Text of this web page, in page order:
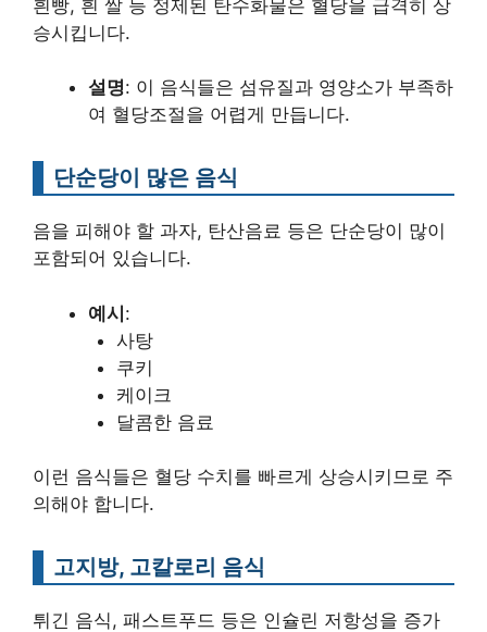
흰빵, 흰 쌀 등 정제된 탄수화물은 혈당을 급격히 상
승시킵니다.
설명: 이 음식들은 섬유질과 영양소가 부족하
여 혈당조절을 어렵게 만듭니다.
단순당이 많은 음식
음을 피해야 할 과자, 탄산음료 등은 단순당이 많이
포함되어 있습니다.
예시:
사탕
쿠키
케이크
달콤한 음료
이런 음식들은 혈당 수치를 빠르게 상승시키므로 주
의해야 합니다.
고지방, 고칼로리 음식
튀긴 음식, 패스트푸드 등은 인슐린 저항성을 증가